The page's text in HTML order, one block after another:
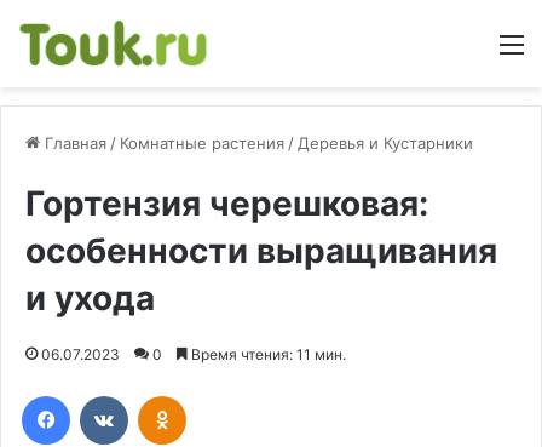
Главная / Комнатные растения / Деревья и Кустарники
Гортензия черешковая:
особенности выращивания
и ухода
06.07.2023 0 Время чтения: 11 мин.